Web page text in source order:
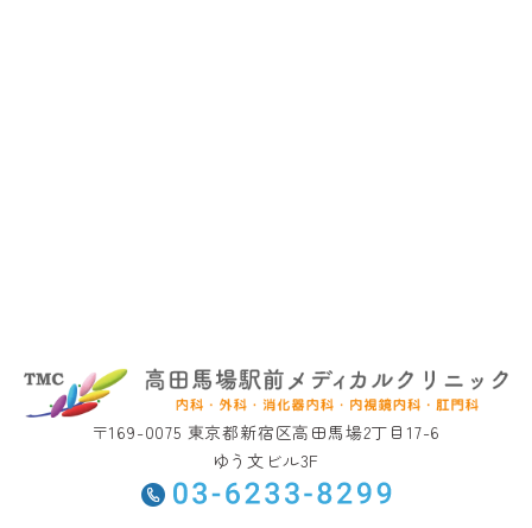
〒169-0075 東京都新宿区高田馬場2丁目17-6
ゆう文ビル3F